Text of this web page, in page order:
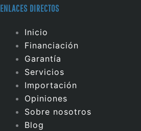
ENLACES DIRECTOS
Inicio
Financiación
Garantía
Servicios
Importación
Opiniones
Sobre nosotros
Blog